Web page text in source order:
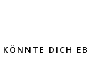
KÖNNTE DICH